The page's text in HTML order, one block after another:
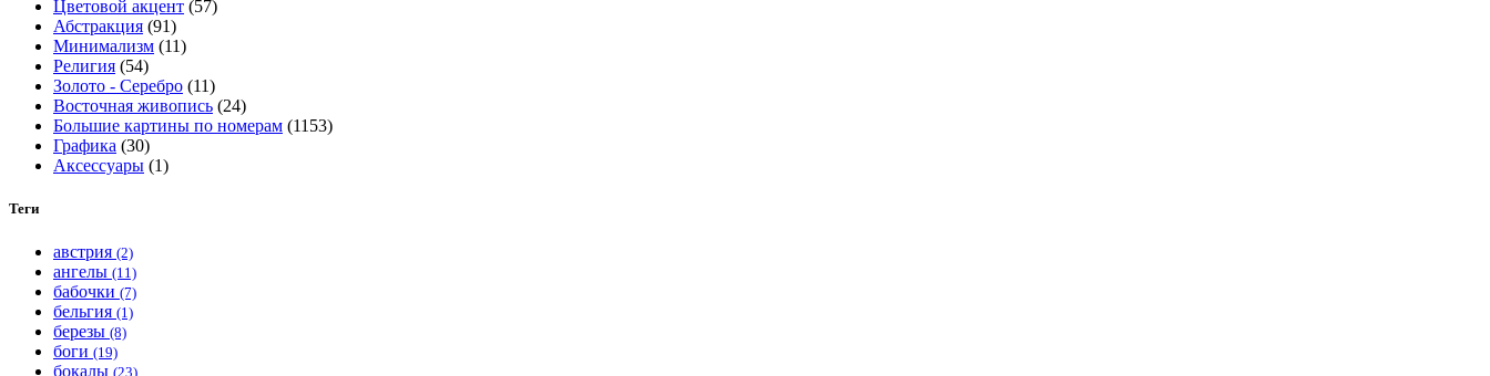
Цветовой акцент (57)
Абстракция (91)
Минимализм (11)
Религия (54)
Золото - Серебро (11)
Восточная живопись (24)
Большие картины по номерам (1153)
Графика (30)
Аксессуары (1)
Теги
австрия (2)
ангелы (11)
бабочки (7)
бельгия (1)
березы (8)
боги (19)
бокалы (23)